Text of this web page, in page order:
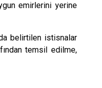
emirlerini yerine
belirtilen istisnalar
temsil edilme,